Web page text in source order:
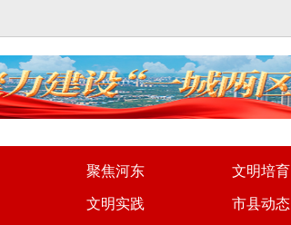
聚焦河东
文明实践
文明培育
市县动态